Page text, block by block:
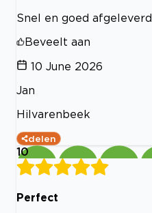
Snel en goed afgeleverd
Beveelt aan
10 June 2026
Jan
Hilvarenbeek
delen
10
Perfect